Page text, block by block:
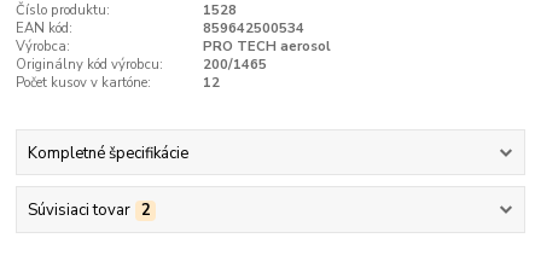
Číslo produktu:
1528
EAN kód:
859642500534
Výrobca:
PRO TECH aerosol
Originálny kód výrobcu:
200/1465
Počet kusov v kartóne:
12
Kompletné špecifikácie
Súvisiaci tovar 2